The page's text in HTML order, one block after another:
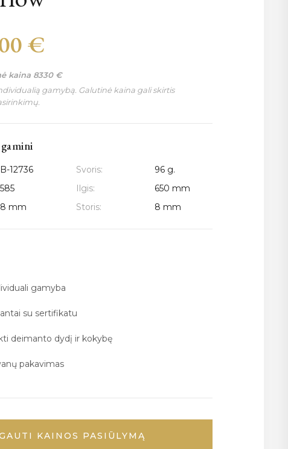
€
kaina 8330 €
gamybą. Galutinė kaina gali skirtis
B-12736 Svoris:
96 g.
585 Ilgis:
650 mm
8 mm Storis: 8 mm
gamyba
su sertifikatu
deimanto dydį ir kokybę
pakavimas
KAINOS PASIŪLYMĄ